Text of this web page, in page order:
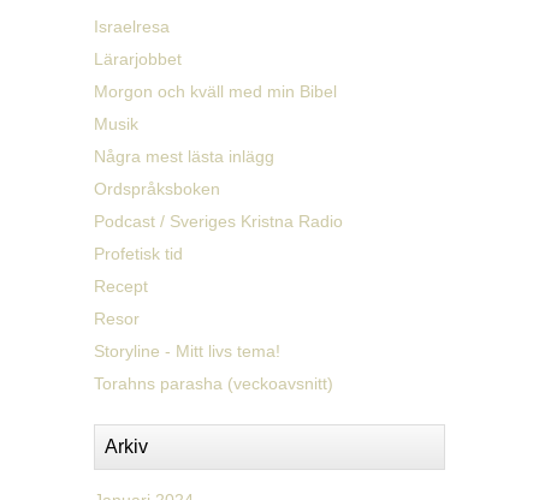
Israelresa
Lärarjobbet
Morgon och kväll med min Bibel
Musik
Några mest lästa inlägg
Ordspråksboken
Podcast / Sveriges Kristna Radio
Profetisk tid
Recept
Resor
Storyline - Mitt livs tema!
Torahns parasha (veckoavsnitt)
Arkiv